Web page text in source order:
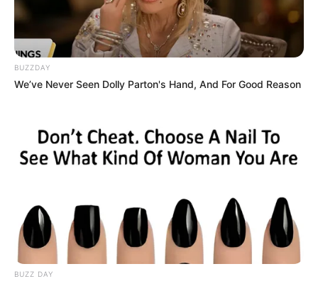
BUZZDAY
We’ve Never Seen Dolly Parton's Hand, And For Good Reason
BUZZ DAY